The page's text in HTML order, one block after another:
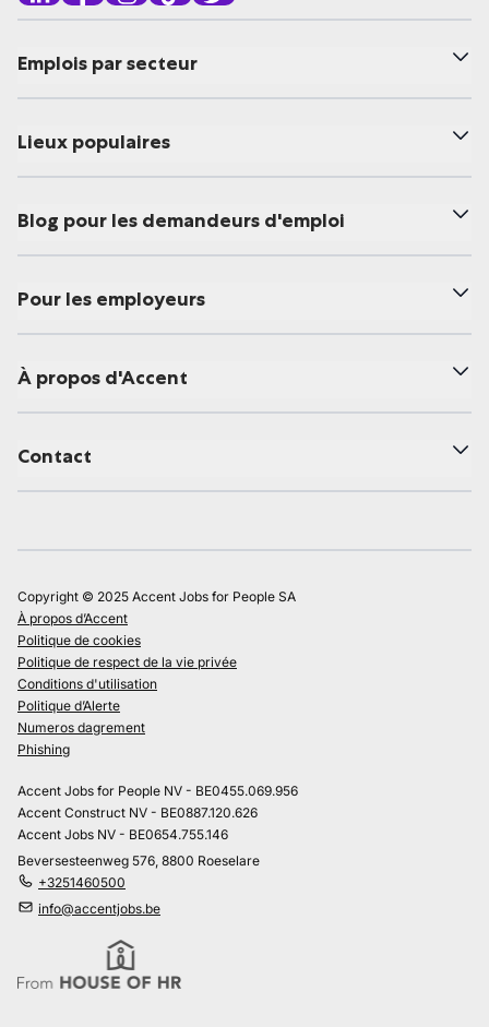
Emplois par secteur
Lieux populaires
Blog pour les demandeurs d'emploi
Pour les employeurs
À propos d'Accent
Contact
Copyright © 2025 Accent Jobs for People SA
À propos d’Accent
Politique de cookies
Politique de respect de la vie privée
Conditions d'utilisation
Politique d’Alerte
Numeros dagrement
Phishing
Accent Jobs for People NV - BE0455.069.956
Accent Construct NV - BE0887.120.626
Accent Jobs NV - BE0654.755.146
Beversesteenweg 576, 8800 Roeselare
+3251460500
info@accentjobs.be